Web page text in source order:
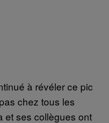
à révéler ce pic
chez tous les
et ses collègues ont